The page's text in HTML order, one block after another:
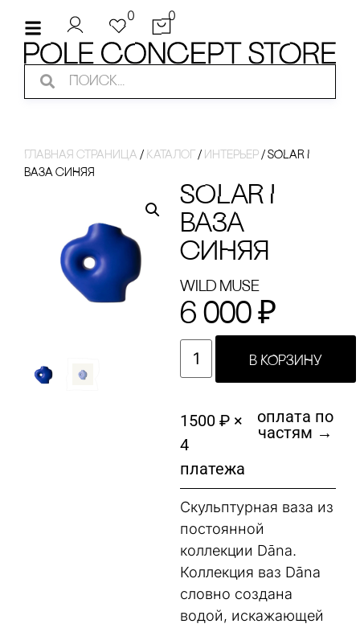
0 0
Главная страница / Каталог / интерьер / SOLAR I
ВАЗА сИНЯЯ
SOLAR I
ВАЗА
сИНЯЯ
Wild Muse
6 000 ₽
В КОРЗИНУ
1500 ₽ ×
4
платежа
оплата по
частям →
Скульптурная ваза из
постоянной
коллекции Dāna.
Коллекция ваз Dāna
словно создана
водой, искажающей